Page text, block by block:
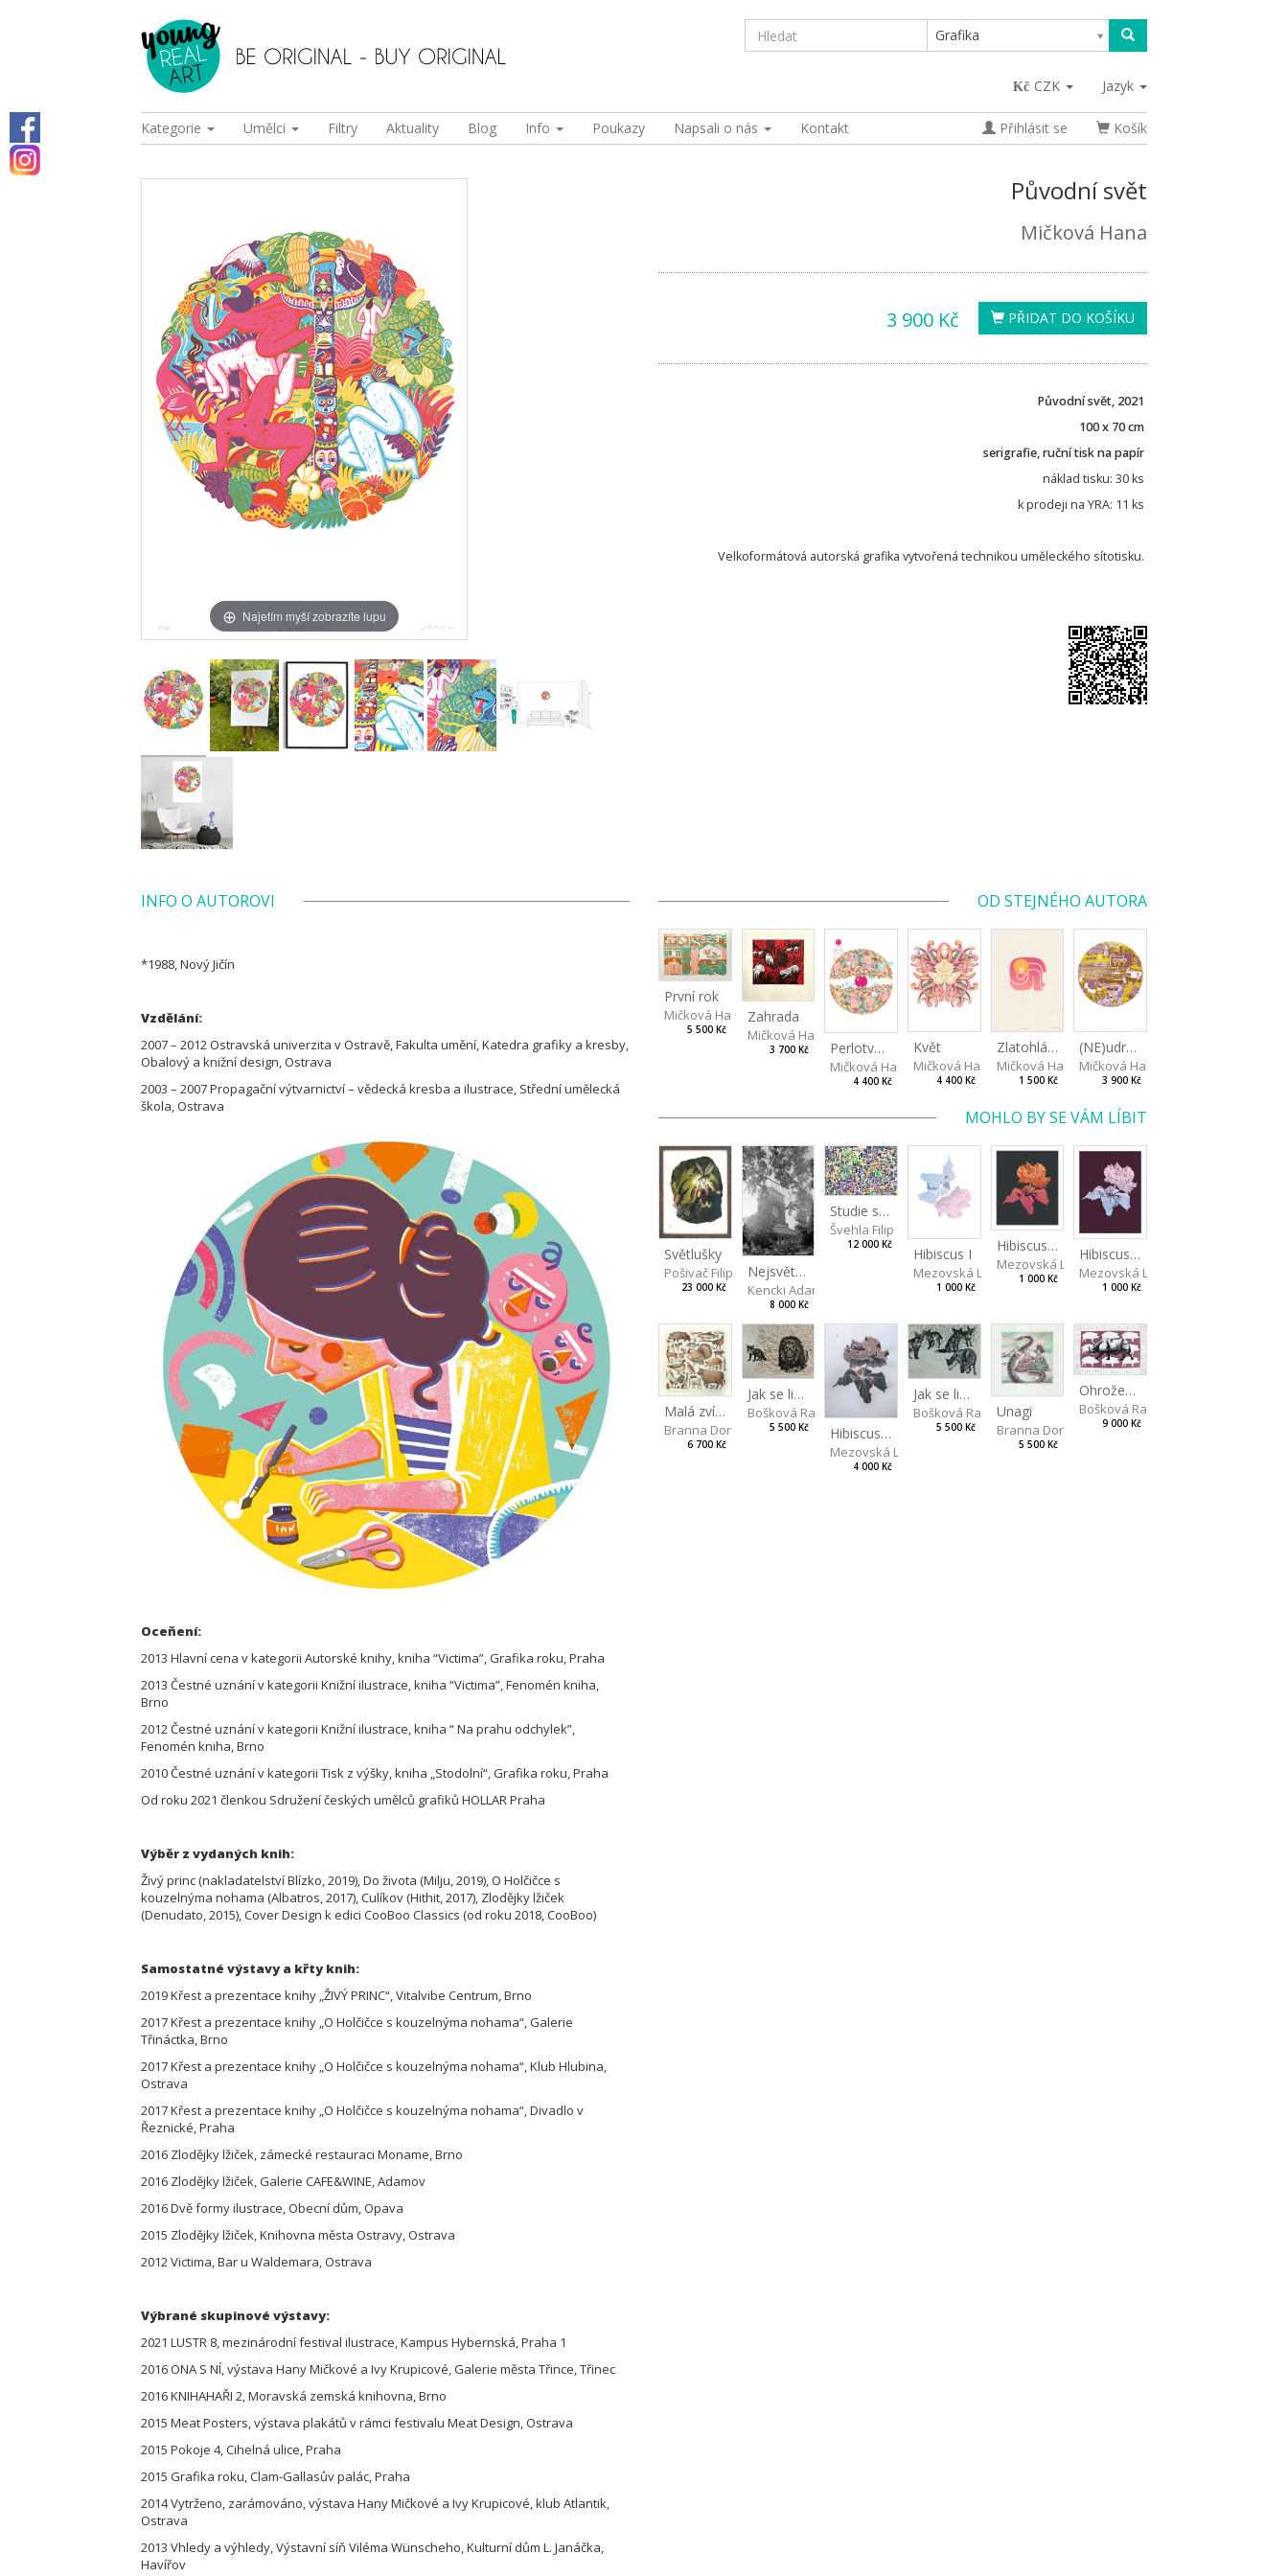
Grafika
CZK Jazyk
Kategorie Umělci Filtry Aktuality Blog Info Poukazy Napsali o nás Kontakt Přihlásit se Košík
Najetím myší zobrazíte lupu
Původní svět
Mičková Hana
PŘIDAT DO KOŠÍKU
3 900 Kč
Původní svět, 2021
100 x 70 cm
serigrafie, ruční tisk na papír
náklad tisku: 30 ks
k prodeji na YRA: 11 ks
Velkoformátová autorská grafika vytvořená technikou uměleckého sítotisku.
INFO O AUTOROVI
*1988, Nový Jičín
Vzdělání:
2007 – 2012 Ostravská univerzita v Ostravě, Fakulta umění, Katedra grafiky a kresby,
Obalový a knižní design, Ostrava
2003 – 2007 Propagační výtvarnictví – vědecká kresba a ilustrace, Střední umělecká
škola, Ostrava
Oceňení:
2013 Hlavní cena v kategorii Autorské knihy, kniha “Victima”, Grafika roku, Praha
2013 Čestné uznání v kategorii Knižní ilustrace, kniha “Victima”, Fenomén kniha,
Brno
2012 Čestné uznání v kategorii Knižní ilustrace, kniha “ Na prahu odchylek”,
Fenomén kniha, Brno
2010 Čestné uznání v kategorii Tisk z výšky, kniha „Stodolní“, Grafika roku, Praha
Od roku 2021 členkou Sdružení českých umělců grafiků HOLLAR Praha
Výběr z vydaných knih:
Živý princ (nakladatelství Blízko, 2019), Do života (Milju, 2019), O Holčičce s
kouzelnýma nohama (Albatros, 2017), Culíkov (Hithit, 2017), Zlodějky lžiček
(Denudato, 2015), Cover Design k edici CooBoo Classics (od roku 2018, CooBoo)
Samostatné výstavy a křty knih:
2019 Křest a prezentace knihy „ŽIVÝ PRINC“, Vitalvibe Centrum, Brno
2017 Křest a prezentace knihy „O Holčičce s kouzelnýma nohama“, Galerie
Třináctka, Brno
2017 Křest a prezentace knihy „O Holčičce s kouzelnýma nohama“, Klub Hlubina,
Ostrava
2017 Křest a prezentace knihy „O Holčičce s kouzelnýma nohama“, Divadlo v
Řeznické, Praha
2016 Zlodějky lžiček, zámecké restauraci Moname, Brno
2016 Zlodějky lžiček, Galerie CAFE&WINE, Adamov
2016 Dvě formy ilustrace, Obecní dům, Opava
2015 Zlodějky lžiček, Knihovna města Ostravy, Ostrava
2012 Victima, Bar u Waldemara, Ostrava
Výbrané skupinové výstavy:
2021 LUSTR 8, mezinárodní festival ilustrace, Kampus Hybernská, Praha 1
2016 ONA S NÍ, výstava Hany Mičkové a Ivy Krupicové, Galerie města Třince, Třinec
2016 KNIHAHAŘI 2, Moravská zemská knihovna, Brno
2015 Meat Posters, výstava plakátů v rámci festivalu Meat Design, Ostrava
2015 Pokoje 4, Cihelná ulice, Praha
2015 Grafika roku, Clam-Gallasův palác, Praha
2014 Vytrženo, zarámováno, výstava Hany Mičkové a Ivy Krupicové, klub Atlantik,
Ostrava
2013 Vhledy a výhledy, Výstavní síň Viléma Wünscheho, Kulturní dům L. Janáčka,
Havířov
OD STEJNÉHO AUTORA
První rok
Mičková Hana
5 500 Kč
Zahrada
Mičková Hana
3 700 Kč Perlotvorka
Mičková Hana
4 400 Kč
Květ
Mičková Hana
4 400 Kč
Zlatohlávek
Mičková Hana
1 500 Kč
(NE)udržitelný svět
Mičková Hana
3 900 Kč
MOHLO BY SE VÁM LÍBIT
Světlušky
Pošivač Filip
23 000 Kč
Nejsvětější
Kencki Adam
8 000 Kč
Studie světla III
Švehla Filip
12 000 Kč
Hibiscus I
Mezovská Livia
1 000 Kč
Hibiscus III
Mezovská Livia
1 000 Kč
Hibiscus II
Mezovská Livia
1 000 Kč
Malá zvířata
Branna Dorota
6 700 Kč
Jak se liška poradila s rozumem
Bošková Radka
5 500 Kč Hibiscus BIO
Mezovská Livia
4 000 Kč
Jak se liška napálila
Bošková Radka
5 500 Kč
Unagi
Branna Dorota
5 500 Kč
Ohrožený druh II
Bošková Radka
9 000 Kč